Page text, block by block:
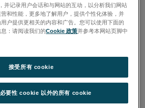
并记录用户会话和与网站的互动，以分析我们网站
和性能，更多地了解用户，提供个性化体验，并
户提供更相关的内容和广告。您可以使用下面的
：请阅读我们的Cookie 政策并参考本网站页脚中
要性 cookie 以外的所有 cookie
接受所有 cookie